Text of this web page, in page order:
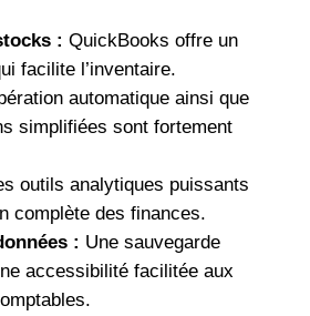
: QuickBooks offre un
facilite l’inventaire.
automatique ainsi que
simplifiées sont fortement
outils analytiques puissants
complète des finances.
: Une sauvegarde
accessibilité facilitée aux